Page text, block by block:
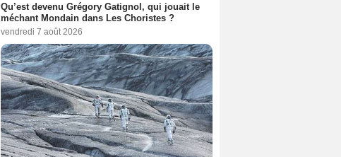
Qu’est devenu Grégory Gatignol, qui jouait le
méchant Mondain dans Les Choristes ?
vendredi 7 août 2026